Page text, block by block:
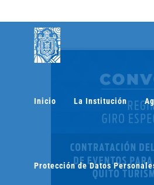
contenido
Inicio La Institución
Protección de Datos